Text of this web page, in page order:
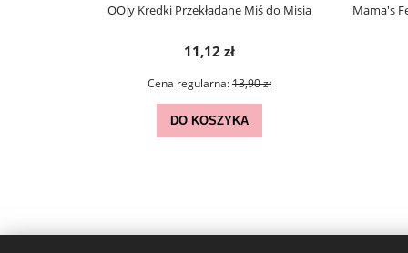
OOly Kredki Przekładane Miś do Misia
11,12 zł
Cena regularna:13,90 zł
DO KOSZYKA
Mama's